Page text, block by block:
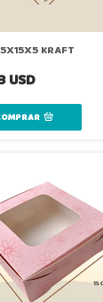
KRAFT
USD